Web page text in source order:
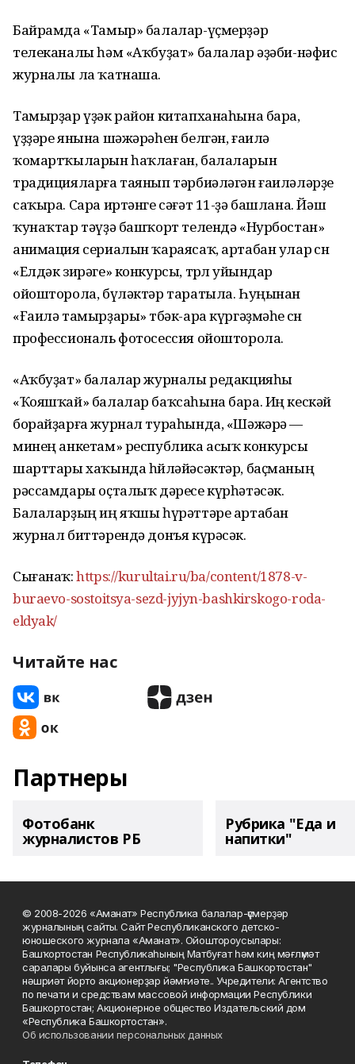
Байрамда «Тамыр» балалар-үҫмерҙәр
телеканалы һәм «Аҡбуҙат» балалар әҙәби-нәфис
журналы ла ҡатнаша.
Тамырҙар үҙәк район китапханаһына бара,
үҙҙәре янына шәжәрәһен белгән, ғаилә
ҡомартҡыларын һаҡлаған, балаларын
традицияларға таянып тәрбиәләгән ғаиләләрҙе
саҡыра. Сара иртәнге сәғәт 11-ҙә башлана. Йәш
ҡунаҡтар тәүҙә башҡорт телендә «Нурбостан»
анимация сериалын ҡараясаҡ, артабан улар өсөн
«Елдәк зирәге» конкурсы, төрлө уйындар
ойошторола, бүләктәр таратыла. Һуңынан
«Ғаилә тамырҙары» төбәк-ара күргәҙмәһе өсөн
профессиональ фотосессия ойошторола.
«Аҡбуҙат» балалар журналы редакцияһы
«Ҡояшҡай» балалар баҡсаһына бара. Иң кескәй
борайҙарға журнал тураһында, «Шәжәрә —
минең анкетам» республика асыҡ конкурсы
шарттары хаҡында һөйләйәсәктәр, баҫманың
рәссамдары оҫталыҡ дәресе күрһәтәсәк.
Балаларҙың иң яҡшы һүрәттәре артабан
журнал биттәрендә донъя күрәсәк.
Сығанаҡ:https://kurultai.ru/ba/content/1878-v-
buraevo-sostoitsya-sezd-jyjyn-bashkirskogo-roda-
eldyak/
Читайте нас
Партнеры
Фотобанк
журналистов РБ
Рубрика "Еда и
напитки"
© 2008-2026 «Аманат» Республика балалар-үҫмерҙәр
журналының сайты. Сайт Республиканского детско-
юношеского журнала «Аманат». Ойоштороусылары:
Башҡортостан Республикаһының Матбуғат һәм киң мәғлүмәт
саралары буйынса агентлығы; "Республика Башкортостан"
нәшриәт йорто акционерҙар йәмғиәте.. Учредители: Агентство
по печати и средствам массовой информации Республики
Башкортостан; Акционерное общество Издательский дом
«Республика Башкортостан».
Об использовании персональных данных